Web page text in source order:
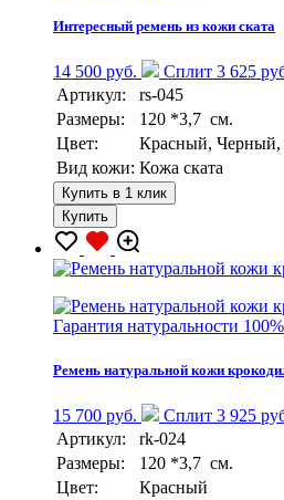
Интересный ремень из кожи ската
14 500 руб.
Сплит 3 625
Артикул:
rs-045
Размеры:
120 *3,7 см.
Цвет:
Красный,
Вид кожи: Кожа ската
Купить в 1 клик
Купить
Гарантия натуральности 100%
Ремень натуральной кожи
15 700 руб.
Сплит 3 925
Артикул:
rk-024
Размеры:
120 *3,7 см.
Цвет:
Красный